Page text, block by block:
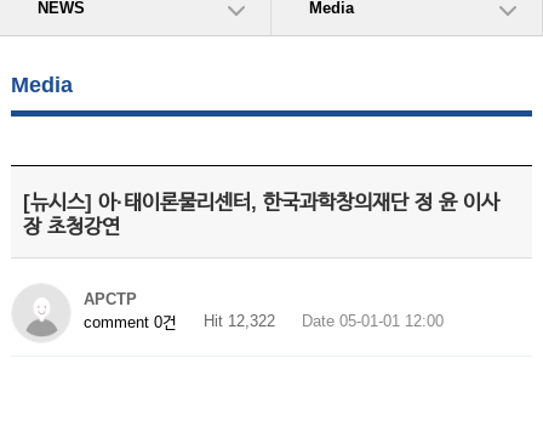
NEWS Media
Media
[뉴시스] 아·태이론물리센터, 한국과학창의재단 정 윤 이사
장 초청강연
APCTP
comment 0건
Hit 12,322 Date 05-01-01 12:00